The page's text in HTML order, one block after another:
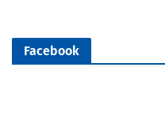
Facebook